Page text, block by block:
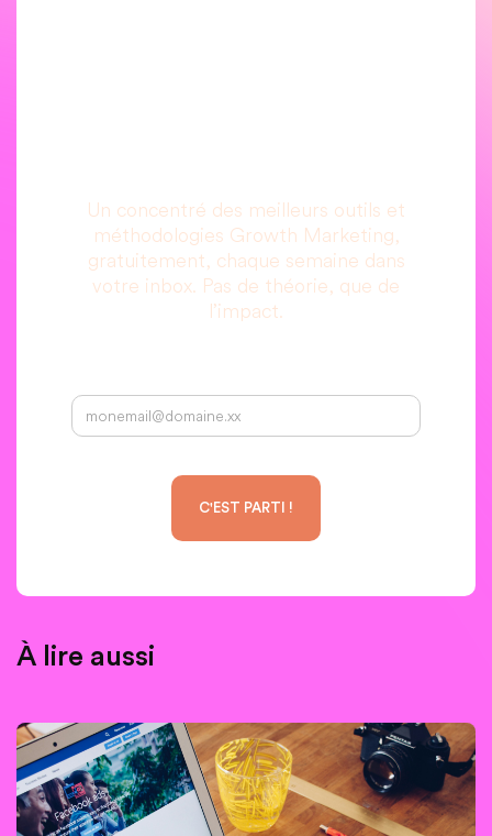
Un concentré des meilleurs outils et
méthodologies Growth Marketing,
gratuitement, chaque semaine dans
votre inbox. Pas de théorie, que de
l’impact.
À lire aussi